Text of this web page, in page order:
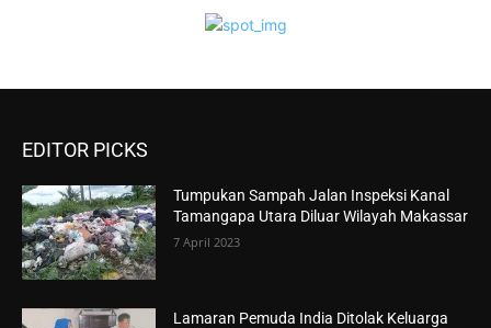
EDITOR PICKS
Tumpukan Sampah Jalan Inspeksi Kanal
Tamangapa Utara Diluar Wilayah Makassar
7 April 2023
Lamaran Pemuda India Ditolak Keluarga